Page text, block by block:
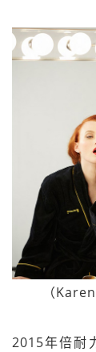
（
2015年倍耐